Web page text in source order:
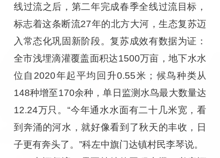
线过流之后，第二年完成春季全线过流目标，
标志着这条断流27年的北方大河，生态复苏迈
入常态化巩固新阶段。复苏成效有数据为证：
全市浅埋滴灌覆盖面积达1500万亩，地下水水
位自2020年起平均回升0.55米；候鸟种类从
148种增至170余种，单日监测水鸟最大数量达
12.24万只。“今年通水水面有二十几米宽，看
到奔涌的河水，就好像看到了秋天的丰收，日
子更有奔头了。”科左中旗门达镇村民李琴说。